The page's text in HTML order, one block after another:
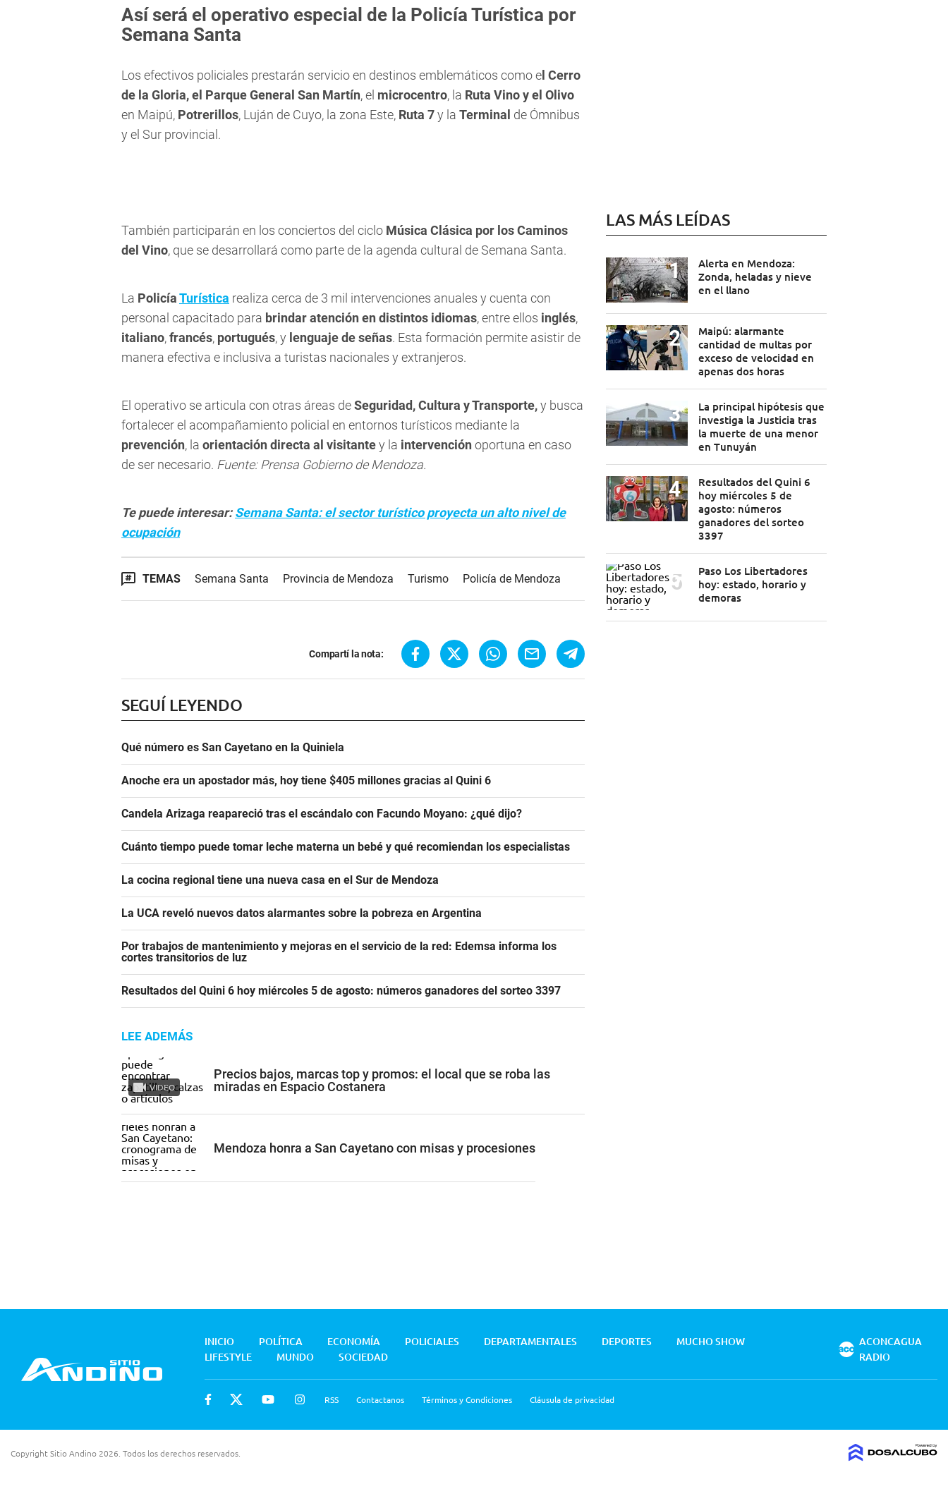
Así será el operativo especial de la Policía Turística por
Semana Santa
Los efectivos policiales prestarán servicio en destinos emblemáticos como e l Cerro
de la Gloria, el Parque General San Martín, el microcentro, la Ruta Vino y el Olivo
en Maipú, Potrerillos, Luján de Cuyo, la zona Este, Ruta 7y la Terminal de Ómnibus
y el Sur provincial.
También participarán en los conciertos del ciclo Música Clásica por los Caminos
del Vino, que se desarrollará como parte de la agenda cultural de Semana Santa.
La PolicíaTurística realiza cerca de 3 mil intervenciones anuales y cuenta con
personal capacitado para brindar atención en distintos idiomas, entre ellos inglés,
italiano,francés, portugués, y lenguaje de señas. Esta formación permite asistir de
manera efectiva e inclusiva a turistas nacionales y extranjeros.
El operativo se articula con otras áreas deSeguridad, Cultura y Transporte,y busca
fortalecer el acompañamiento policial en entornos turísticos mediante la
prevención, la orientación directa al visitantey la intervención oportuna en caso
de ser necesario. Fuente: Prensa Gobierno de Mendoza.
Te puede interesar:Semana Santa: el sector turístico proyecta un alto nivel de
ocupación
TEMAS Semana Santa Provincia de Mendoza Turismo Policía de Mendoza
Compartí la nota:
SEGUÍ LEYENDO
Qué número es San Cayetano en la Quiniela
Anoche era un apostador más, hoy tiene $405 millones gracias al Quini 6
Candela Arizaga reapareció tras el escándalo con Facundo Moyano: ¿qué dijo?
Cuánto tiempo puede tomar leche materna un bebé y qué recomiendan los especialistas
La cocina regional tiene una nueva casa en el Sur de Mendoza
La UCA reveló nuevos datos alarmantes sobre la pobreza en Argentina
Por trabajos de mantenimiento y mejoras en el servicio de la red: Edemsa informa los
cortes transitorios de luz
Resultados del Quini 6 hoy miércoles 5 de agosto: números ganadores del sorteo 3397
LEE ADEMÁS
VIDEO
Precios bajos, marcas top y promos: el local que se roba las
miradas en Espacio Costanera
Mendoza honra a San Cayetano con misas y procesiones
LAS MÁS LEÍDAS
Alerta en Mendoza:
Zonda, heladas y nieve
en el llano
Maipú: alarmante
cantidad de multas por
exceso de velocidad en
apenas dos horas
La principal hipótesis que
investiga la Justicia tras
la muerte de una menor
en Tunuyán
Resultados del Quini 6
hoy miércoles 5 de
agosto: números
ganadores del sorteo
3397
Paso Los Libertadores
hoy: estado, horario y
demoras
INICIO POLÍTICA ECONOMÍA POLICIALES DEPARTAMENTALES DEPORTES
MUCHO SHOW
LIFESTYLE
MUNDO SOCIEDAD
RSS Contactanos Términos y Condiciones Cláusula de privacidad
ACONCAGUA
RADIO
Copyright Sitio Andino 2026. Todos los derechos reservados.